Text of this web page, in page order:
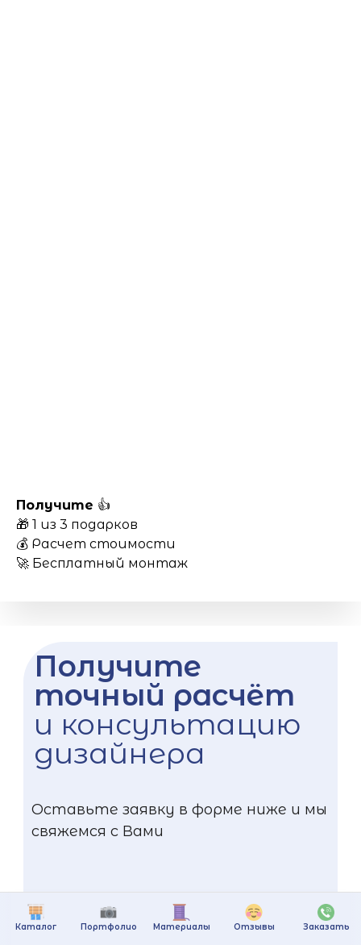
Каталог Портфолио Материалы Отзывы Заказать
Получите 👍
🎁 1 из 3 подарков
💰 Расчет стоимости
🚀 Бесплатный монтаж
Получите
точный расчёт
и консультацию
дизайнера
Оставьте заявку в форме ниже и мы
свяжемся с Вами